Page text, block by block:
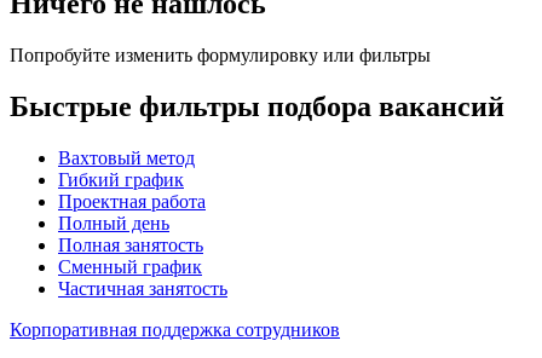
Попробуйте изменить формулировку или фильтры
Быстрые фильтры подбора вакансий
Вахтовый метод
Гибкий график
Проектная работа
Полный день
Полная занятость
Сменный график
Частичная занятость
Корпоративная поддержка сотрудников